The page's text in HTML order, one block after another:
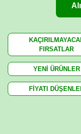
FIRSATLAR
YENİ ÜRÜNLER
FİYATI